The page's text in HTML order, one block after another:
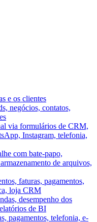
e os clientes
negócios, contatos,
via formulários de CRM,
Instagram, telefonia,
com bate-papo,
de arquivos,
faturas, pagamentos,
loja CRM
desempenho dos
de BI
pagamentos, telefonia, e-